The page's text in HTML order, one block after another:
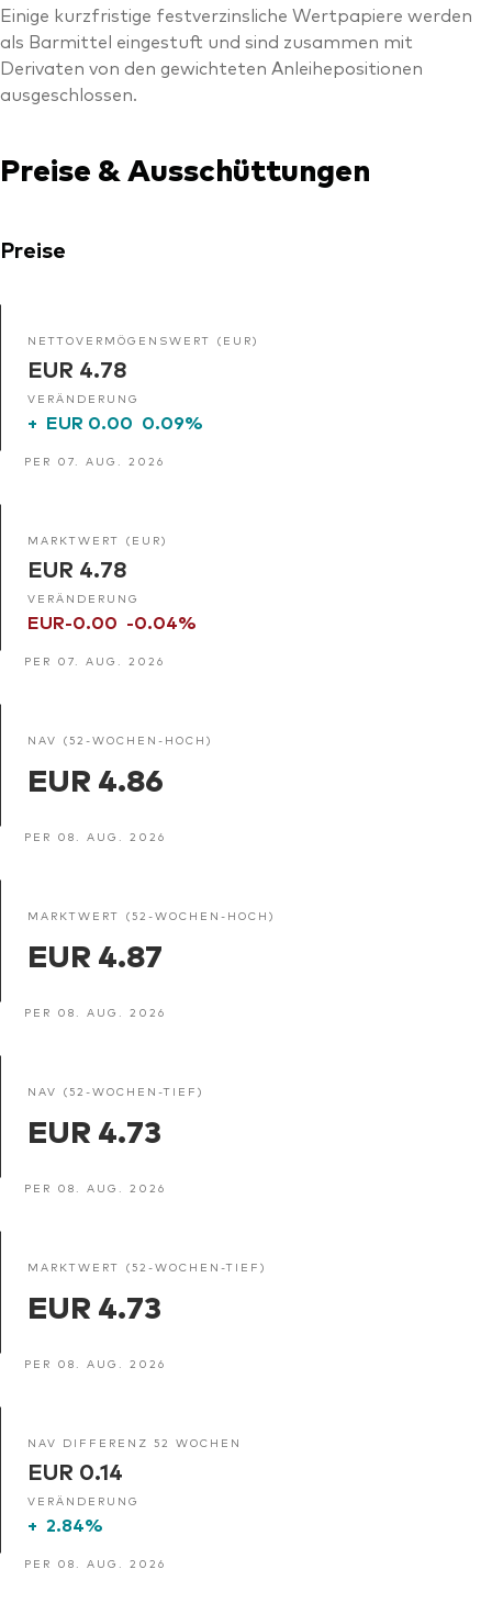
Einige kurzfristige festverzinsliche Wertpapiere werden
als Barmittel eingestuft und sind zusammen mit
Derivaten von den gewichteten Anleihepositionen
ausgeschlossen.
Preise & Ausschüttungen
Preise
NETTOVERMÖGENSWERT (EUR)
EUR 4.78
VERÄNDERUNG
+ EUR 0.00 0.09%
PER 07. AUG. 2026
MARKTWERT (EUR)
EUR 4.78
VERÄNDERUNG
EUR-0.00 -0.04%
PER 07. AUG. 2026
NAV (52-WOCHEN-HOCH)
EUR 4.86
PER 08. AUG. 2026
MARKTWERT (52-WOCHEN-HOCH)
EUR 4.87
PER 08. AUG. 2026
NAV (52-WOCHEN-TIEF)
EUR 4.73
PER 08. AUG. 2026
MARKTWERT (52-WOCHEN-TIEF)
EUR 4.73
PER 08. AUG. 2026
NAV DIFFERENZ 52 WOCHEN
EUR 0.14
VERÄNDERUNG
+ 2.84%
PER 08. AUG. 2026